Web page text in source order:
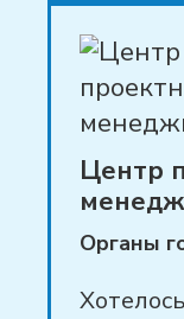
Центр
Органы